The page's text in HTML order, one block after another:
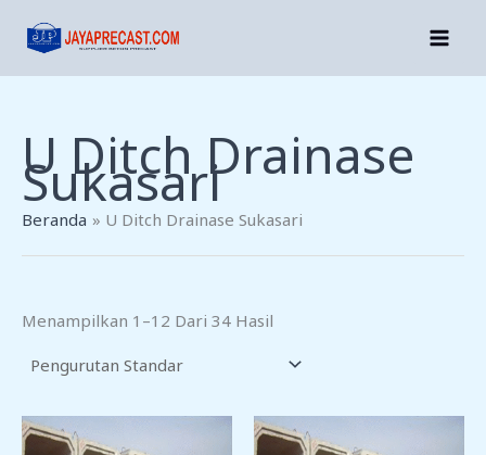
U Ditch Drainase
Sukasari
Beranda U Ditch Drainase Sukasari
Menampilkan 1–12 Dari 34 Hasil